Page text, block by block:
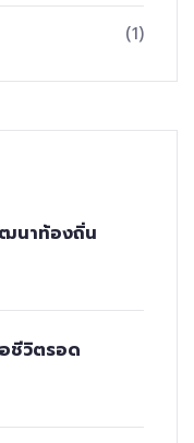
(1)
นาท้องถิ่น
ชีวิตรอด